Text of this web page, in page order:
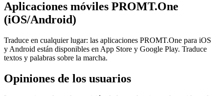
Aplicaciones móviles PROMT.One
(iOS/Android)
Traduce en cualquier lugar: las aplicaciones PROMT.One para iOS
y Android están disponibles en App Store y Google Play. Traduce
textos y palabras sobre la marcha.
Opiniones de los usuarios